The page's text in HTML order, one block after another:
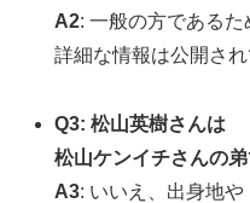
A2: 一般の方であるた
詳細な情報は公開され
Q3: 松山英樹さんは
松山ケンイチさんの弟
A3: いいえ、出身地や